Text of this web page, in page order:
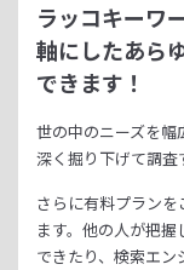
ラッコキーワ
軸にしたあら
できます！
世の中のニーズを幅
深く掘り下げて調査
さらに有料プラン
ます。 他の人が把握
できたり、 検索エン